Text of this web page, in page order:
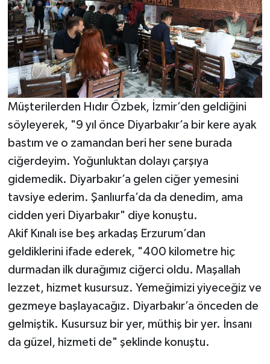
Müşterilerden Hıdır Özbek, İzmir’den geldiğini
söyleyerek, "9 yıl önce Diyarbakır’a bir kere ayak
bastım ve o zamandan beri her sene burada
ciğerdeyim. Yoğunluktan dolayı çarşıya
gidemedik. Diyarbakır’a gelen ciğer yemesini
tavsiye ederim. Şanlıurfa’da da denedim, ama
cidden yeri Diyarbakır" diye konuştu.
Akif Kınalı ise beş arkadaş Erzurum’dan
geldiklerini ifade ederek, "400 kilometre hiç
durmadan ilk durağımız ciğerci oldu. Maşallah
lezzet, hizmet kusursuz. Yemeğimizi yiyeceğiz ve
gezmeye başlayacağız. Diyarbakır’a önceden de
gelmiştik. Kusursuz bir yer, müthiş bir yer. İnsanı
da güzel, hizmeti de" şeklinde konuştu.